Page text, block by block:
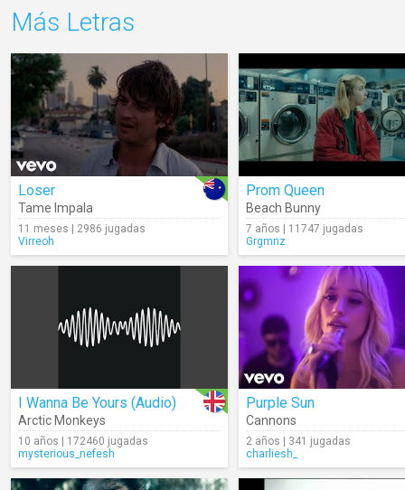
Más Letras
Loser
Tame Impala
11 meses | 2986 jugadas
Virreoh
Prom Queen
Beach Bunny
7 años | 11747 jugadas
Grgmnz
I Wanna Be Yours (Audio)
Arctic Monkeys
10 años | 172460 jugadas
mysterious_nefesh
Purple Sun
Cannons
2 años | 341 jugadas
charliesh_